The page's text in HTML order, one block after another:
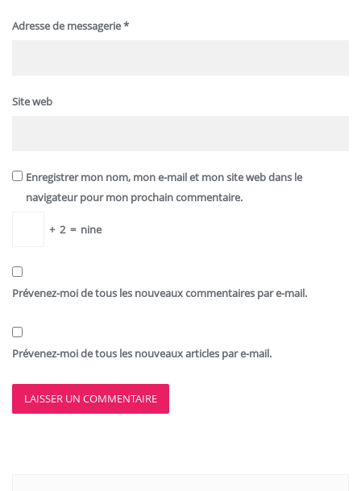
Adresse de messagerie*
Site web
Enregistrer mon nom, mon e-mail et mon site web dans le
navigateur pour mon prochain commentaire.
+ 2 = nine
Prévenez-moi de tous les nouveaux commentaires par e-mail.
Prévenez-moi de tous les nouveaux articles par e-mail.